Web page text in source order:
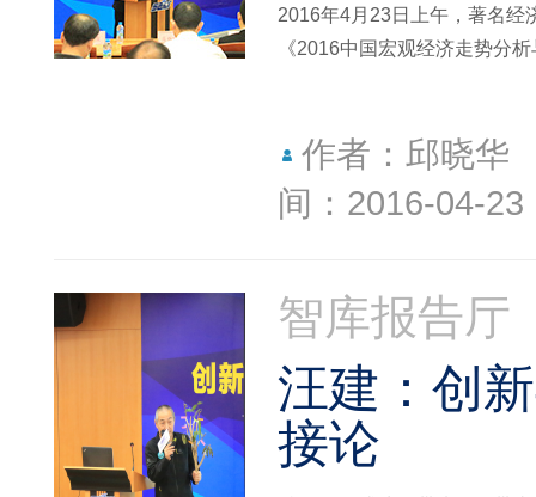
2016年4月23日上午，著名经
《2016中国宏观经济走势分
作者：邱晓华
间：2016-04-23
智库报告厅
汪建：创
接论